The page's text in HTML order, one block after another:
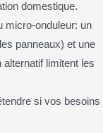
domestique.
micro-onduleur: un
panneaux) et une
limitent les
si vos besoins